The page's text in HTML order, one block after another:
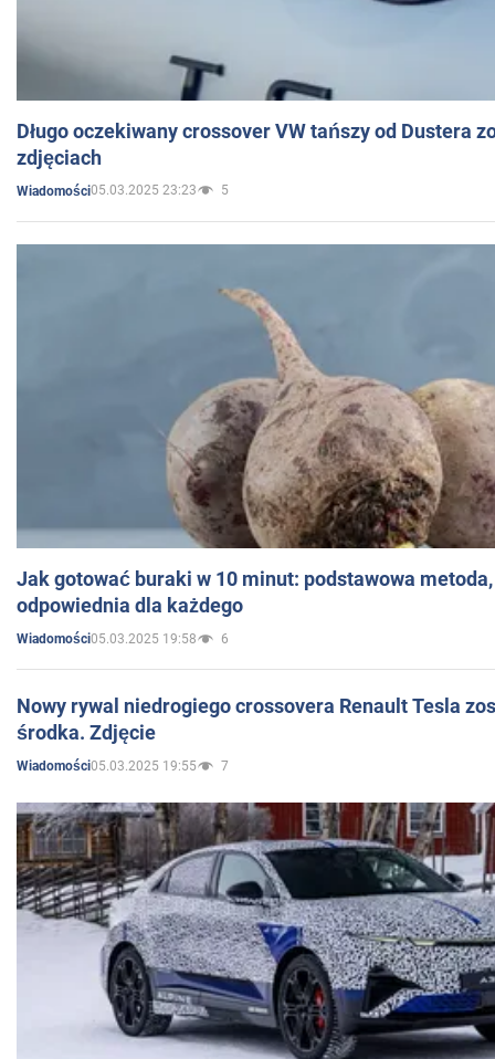
Długo oczekiwany crossover VW tańszy od Dustera
zdjęciach
Wiadomości05.03.2025 23:23 5
Jak gotować buraki w 10 minut: podstawowa
odpowiednia dla każdego
Wiadomości05.03.2025 19:58 6
Nowy rywal niedrogiego crossovera Renault Tesla
środka. Zdjęcie
Wiadomości05.03.2025 19:55 7